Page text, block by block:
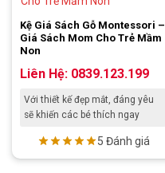
Kệ Giá Sách Gỗ Montessori –
Giá Sách Mom Cho Trẻ Mầm
Non
5 Đánh giá
Liên Hệ: 0839.123.199
Với thiết kế đẹp mắt, đáng yêu
sẽ khiến các bé thích ngay